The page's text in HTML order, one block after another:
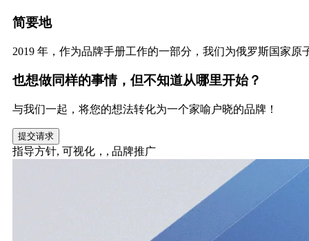
简要地
2019 年，作为品牌手册工作的一部分，我们为俄罗斯国家
也想做同样的事情，但不知道从哪里开始？
与我们一起，将您的想法转化为一个家喻户晓的品牌！
提交请求
指导方针, 可视化，, 品牌推广